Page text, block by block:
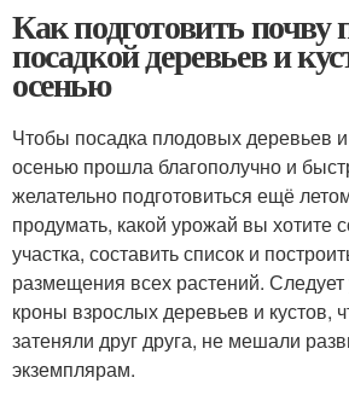
Как подготовить почву
посадкой деревьев и
осенью
Чтобы посадка плодовых деревьев и
осенью прошла благополучно и
желательно подготовиться ещё
продумать, какой урожай вы хотите
участка, составить список и
размещения всех растений.
кроны взрослых деревьев и кустов,
затеняли друг друга, не мешали
экземплярам.